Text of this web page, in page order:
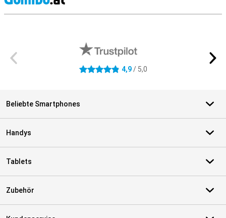
4.9 Sterne 4,9/ 5,0
Beliebte Smartphones
Handys
Tablets
Zubehör